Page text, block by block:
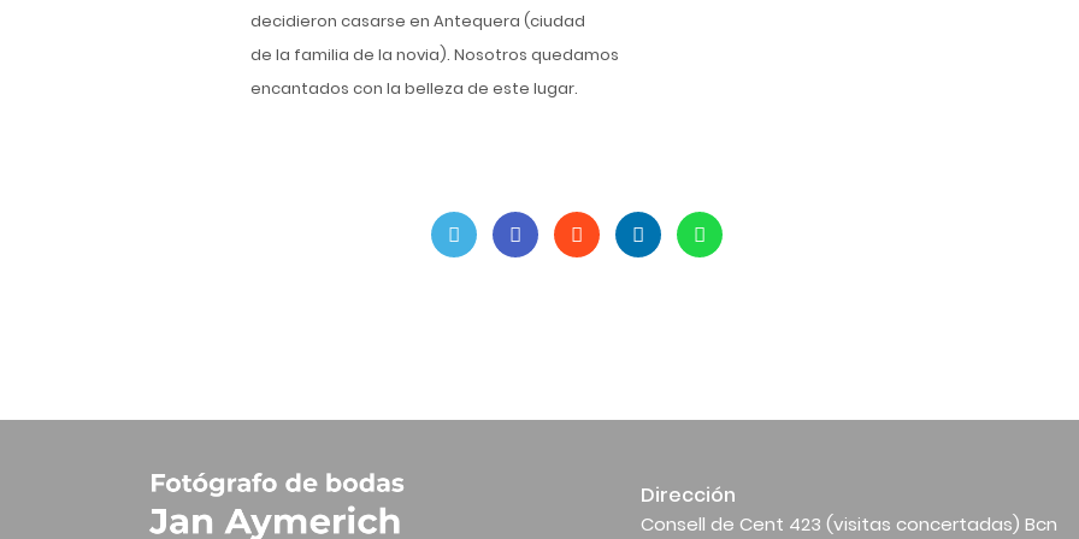
decidieron casarse en Antequera (ciudad
de la familia de la novia). Nosotros quedamos
encantados con la belleza de este lugar.
Dirección
Consell de Cent 423 (visitas concertadas) Bcn